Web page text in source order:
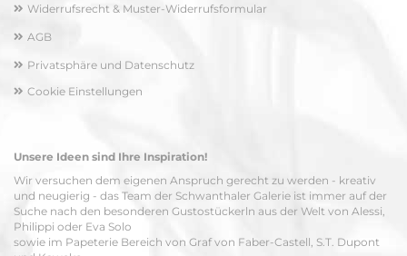
Widerrufsrecht & Muster-Widerrufsformular
AGB
Privatsphäre und Datenschutz
Cookie Einstellungen
Unsere Ideen sind Ihre Inspiration!
Wir versuchen dem eigenen Anspruch gerecht zu werden - kreativ
und neugierig - das Team der Schwanthaler Galerie ist immer auf der
Suche nach den besonderen Gustostückerln aus der Welt von Alessi,
Philippi oder Eva Solo
sowie im Papeterie Bereich von Graf von Faber-Castell, S.T. Dupont